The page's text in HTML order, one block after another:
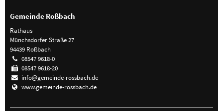
Gemeinde Roßbach
Rathaus
Münchsdorfer Straße 27
94439 Roßbach
08547 9618-0
08547 9618-20
info@gemeinde-rossbach.de
www.gemeinde-rossbach.de